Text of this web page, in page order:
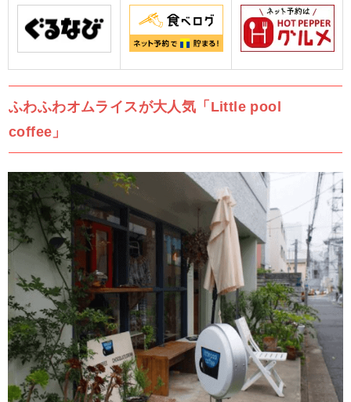
ふわふわオムライスが大人気「Little pool
coffee」